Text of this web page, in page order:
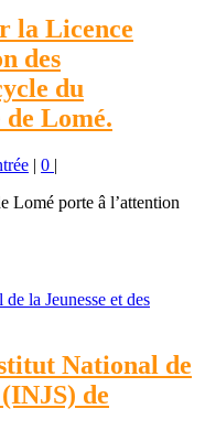
la Licence
des
du
de Lomé.
| 0 |
Lomé porte â l’attention
National de
de